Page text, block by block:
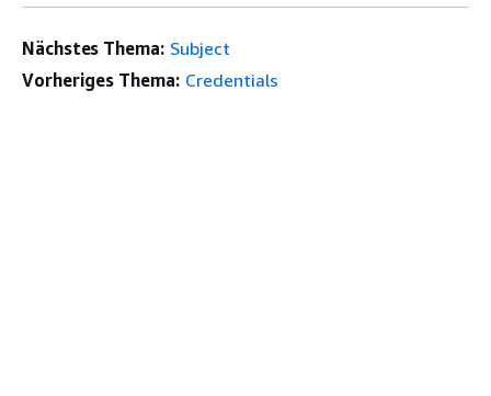
Nächstes Thema: Subject
Vorheriges Thema: Credentials